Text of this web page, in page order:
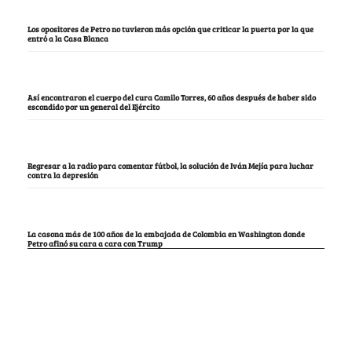
Los opositores de Petro no tuvieron más opción que criticar la puerta por la que
entró a la Casa Blanca
Así encontraron el cuerpo del cura Camilo Torres, 60 años después de haber sido
escondido por un general del Ejército
Regresar a la radio para comentar fútbol, la solución de Iván Mejía para luchar
contra la depresión
La casona más de 100 años de la embajada de Colombia en Washington donde
Petro afinó su cara a cara con Trump